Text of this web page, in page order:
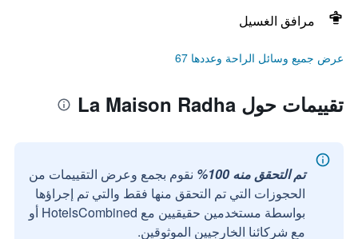
مرافق الغسيل
عرض جميع وسائل الراحة وعددها 67
تقييمات حول La Maison Radha
تم التحقق منه 100%
نقوم بجمع وعرض التقييمات من
الحجوزات التي تم التحقق منها فقط والتي تم إجراؤها
بواسطة مستخدمين حقيقيين مع HotelsCombined أو
مع شركائنا الخارجيين الموثوقين.